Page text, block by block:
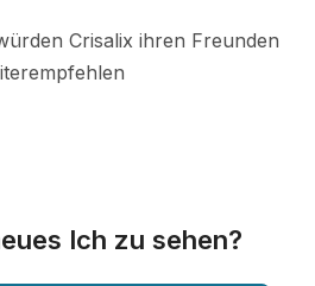
Crisalix ihren Freunden
Ich zu sehen?